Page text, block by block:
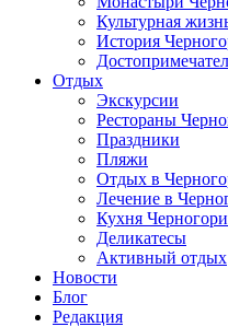
Культурная
История
Отдых
Экскурсии
Рестораны
Праздники
Пляжи
Отдых в
Лечение в
Кухня
Деликатесы
Активный отдых
Новости
Блог
Редакция